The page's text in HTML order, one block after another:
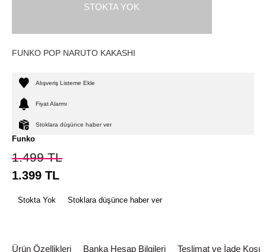
STOKTA YOK
FUNKO POP NARUTO KAKASHI
Alışveriş Listeme Ekle
Fiyat Alarmı
Stoklara düşünce haber ver
Funko
1.499TL
1.399 TL
Stokta Yok Stoklara düşünce haber ver
Ürün Özellikleri Banka Hesap Bilgileri Teslimat ve İade